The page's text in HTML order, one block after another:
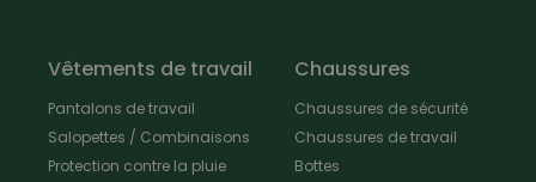
Vêtements de travail
Pantalons de travail
Salopettes / Combinaisons
Protection contre la pluie
Chaussures
Chaussures de sécurité
Chaussures de travail
Bottes